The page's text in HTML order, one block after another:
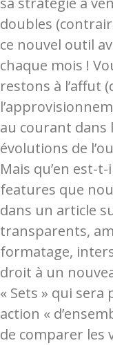
doubles
ce nouvel outil
chaque mois !
restons à l’affut
au courant dans
évolutions de
Mais qu’en est-
features que
dans un article
transparents,
formatage,
droit à un
« Sets » qui
action «
de comparer les